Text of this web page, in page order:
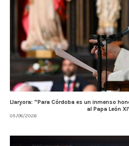
Llaryora: “Para Córdoba es un inmenso
al Papa León
05/08/2026